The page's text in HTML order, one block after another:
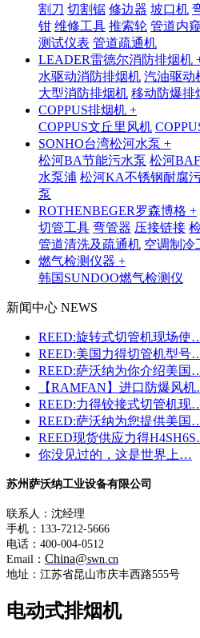
割刀 切割锯 修边器 坡口机
钳 维修工具 推索轮 管道内
测试仪表 管道疏通机
LEADER雷德尔消防排烟机
水驱动消防排烟机 汽油驱动
大型消防排烟机 移动防爆排
COPPUS排烟机 +
COPPUS文丘里风机
SONHO台湾松河水泵 +
松河BA节能污水泵 松河
水泵浦 松河KA不锈钢耐腐
泵
ROTHENBEGER罗森博格 +
切管工具 弯管器 压接链接
管道清洗及疏通机 空调制冷
燃气检测仪器 +
韩国SUNDOO燃气检测仪
新闻中心 NEWS
REED:旋转式切管机现场使
REED:美国力得切管机型号
REED:萨沃纳为你介绍美国
【RAMFAN】进口防爆风
REED:力得铰接式切管机现
REED:萨沃纳为您提供美国
REED现货供应力得
你没见过的，这是世界上…
苏州萨沃纳工业设备有限公司
联系人：沈经理
手机：133-7212-5666
电话：400-004-0512
Email： China@swn.cn
地址：江苏省昆山市庆丰西路555号
电动式排烟机